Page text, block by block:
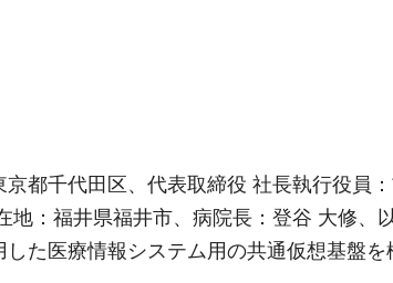
都千代田区、代表取締役 社長執行役員
：福井県福井市、病院長：登谷 大修
た医療情報システム用の共通仮想基盤